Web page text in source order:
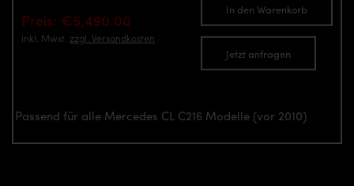
Preis: €5,490.00
inkl. Mwst. zzgl. Versandkosten
In den Warenkorb
Jetzt anfragen
Passend für alle Mercedes CL C216 Modelle (vor 2010)